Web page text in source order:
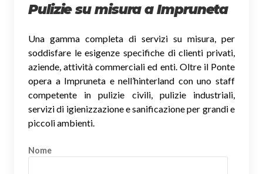
Pulizie su misura a Impruneta
Una gamma completa di servizi su misura, per
soddisfare le esigenze specifiche di clienti privati,
aziende, attività commerciali ed enti. Oltre il Ponte
opera a Impruneta e nell’hinterland con uno staff
competente in pulizie civili, pulizie industriali,
servizi di igienizzazione e sanificazione per grandi e
piccoli ambienti.
Nome